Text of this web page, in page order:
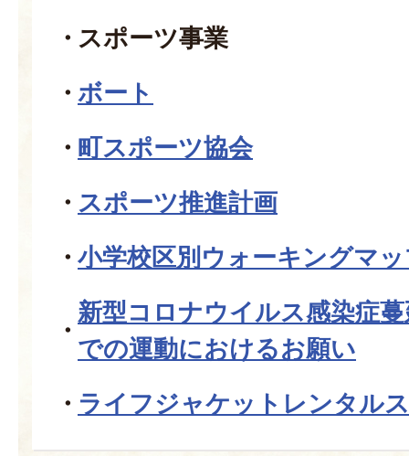
スポーツ事業
ボート
町スポーツ協会
スポーツ推進計画
小学校区別ウォーキングマ
新型コロナウイルス感染症
での運動におけるお願い
ライフジャケットレンタル